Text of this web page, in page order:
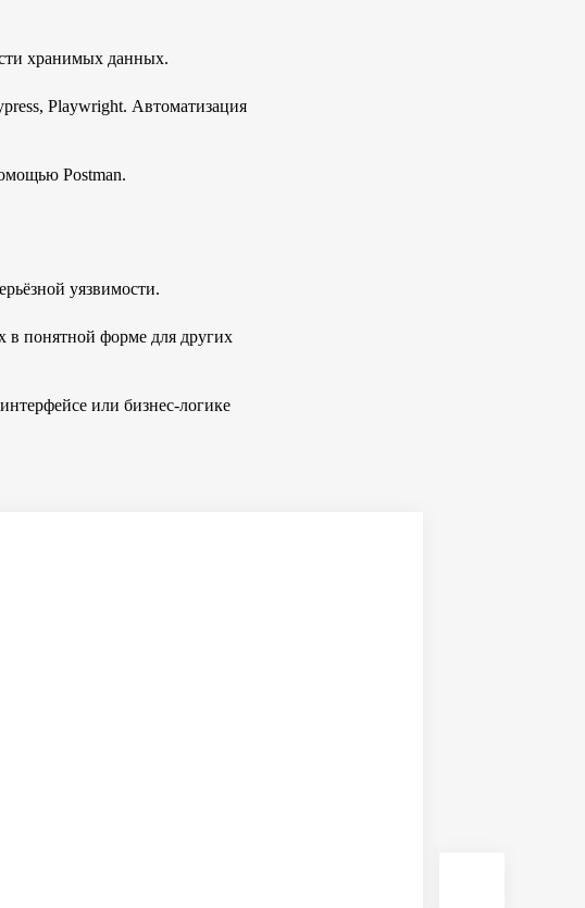
хранимых данных.
Playwright. Автоматизация
Postman.
уязвимости.
в понятной форме для других
или бизнес-логике